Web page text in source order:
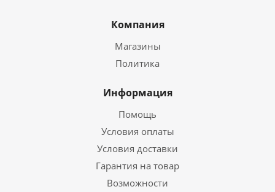
Компания
Магазины
Политика
Информация
Помощь
Условия оплаты
Условия доставки
Гарантия на товар
Возможности